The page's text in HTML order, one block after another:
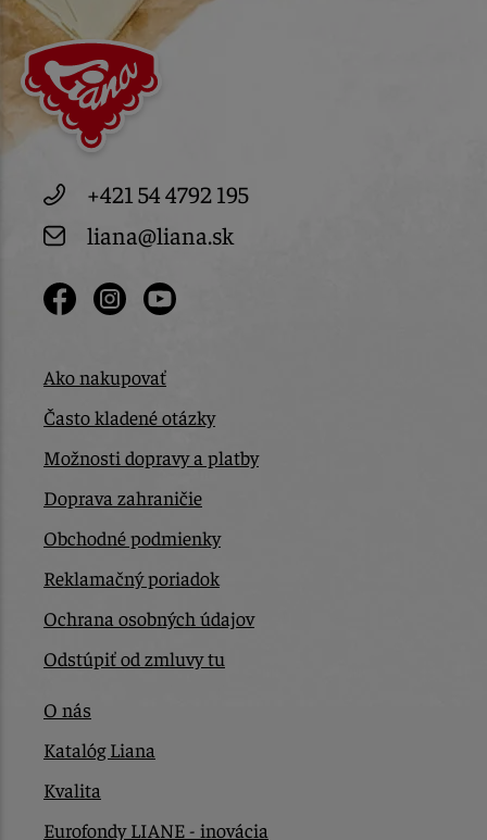
+421 54 4792 195
liana@liana.sk
Ako nakupovať
Často kladené otázky
Možnosti dopravy a platby
Doprava zahraničie
Obchodné podmienky
Reklamačný poriadok
Ochrana osobných údajov
Odstúpiť od zmluvy tu
O nás
Katalóg Liana
Kvalita
Eurofondy LIANE - inovácia